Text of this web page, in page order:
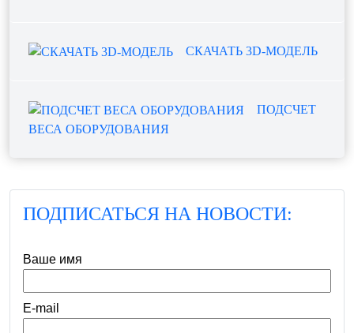
СКАЧАТЬ 3D-МОДЕЛЬ
ПОДСЧЕТ
ВЕСА ОБОРУДОВАНИЯ
ПОДПИСАТЬСЯ НА НОВОСТИ:
Ваше имя
E-mail